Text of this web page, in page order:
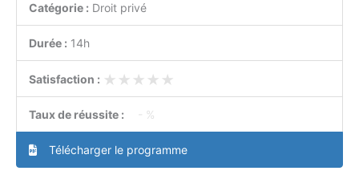
Catégorie : Droit privé
Durée : 14h
Satisfaction : ★★★★★
★★★★★
Taux de réussite : - %
Télécharger le programme